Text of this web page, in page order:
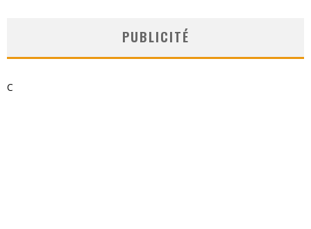
PUBLICITÉ
C